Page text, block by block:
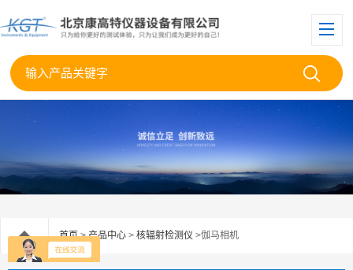
首页>产品中心 > 核辐射检测仪 >伽马相机